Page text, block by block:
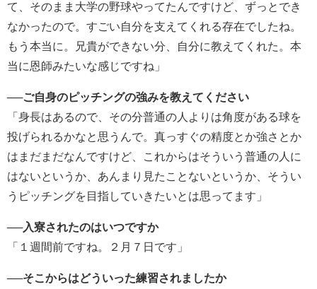
て、そのまま大学の野球やってたんですけど、ずっとでき
なかったので。すごい自分を支えてくれる存在でしたね。
もう本当に。兄貴ができない分、自分に教えてくれた。本
当に恩師みたいな感じですね」
──ご自身のピッチングの強みを教えてください
「身長はあるので、その分普通の人よりは角度がある球を
投げられるかなと思うんで。真っすぐの精度とか強さとか
はまだまだなんですけど、これからはそういう普通の人に
はないというか、あんまり見たことないというか、そうい
うピッチングを目指していきたいとは思ってます」
──入寮されたのはいつですか
「１週間前ですね。２月７日です」
──そこからはどういった練習されましたか